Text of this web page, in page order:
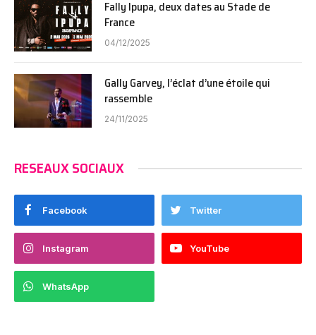
Fally Ipupa, deux dates au Stade de
France
04/12/2025
Gally Garvey, l’éclat d’une étoile qui
rassemble
24/11/2025
RESEAUX SOCIAUX
Facebook Twitter
Instagram YouTube
WhatsApp